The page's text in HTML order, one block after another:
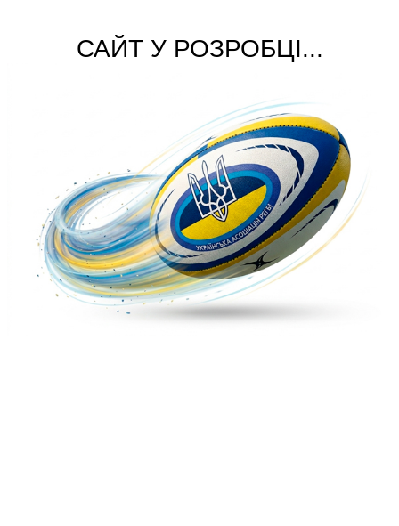
САЙТ У РОЗРОБЦІ...